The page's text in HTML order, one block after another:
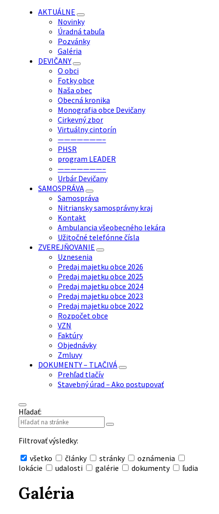
AKTUÁLNE
Novinky
Úradná tabuľa
Pozvánky
Galéria
DEVIČANY
O obci
Fotky obce
Naša obec
Obecná kronika
Monografia obce Devičany
Cirkevný zbor
Virtuálny cintorín
———————–
PHSR
program LEADER
———————–
Urbár Devičany
SAMOSPRÁVA
Samospráva
Nitriansky samosprávny kraj
Kontakt
Ambulancia všeobecného lekára
Užitočné telefónne čísla
ZVEREJŇOVANIE
Uznesenia
Predaj majetku obce 2026
Predaj majetku obce 2025
Predaj majetku obce 2024
Predaj majetku obce 2023
Predaj majetku obce 2022
Rozpočet obce
VZN
Faktúry
Objednávky
Zmluvy
DOKUMENTY – TLAČIVÁ
Prehľad tlačív
Stavebný úrad – Ako postupovať
Hľadať:
Filtrovať výsledky:
všetko
články stránky
oznámenia
lokácie
udalosti galérie dokumenty ľudia
vyhľadávanie
Galéria